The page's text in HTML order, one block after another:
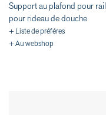
Support au plafond pour rail
pour rideau de douche
+ Liste de préféres
+ Au webshop